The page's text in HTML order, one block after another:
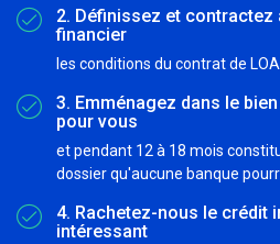
2. Définissez et contractez
financier
les conditions du contrat de
3. Emménagez dans le
pour vous
et pendant 12 à 18 mois
dossier qu'aucune banque
4. Rachetez-nous le crédit
intéressant